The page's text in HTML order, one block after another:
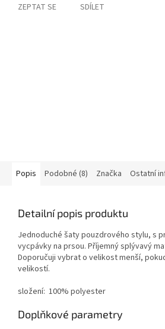
ZEPTAT SE SDÍLET
Popis Podobné (8) Značka Ostatní
Detailní popis produktu
Jednoduché šaty pouzdrového stylu, s
vycpávky na prsou. Příjemný splývavý
Doporučuji vybrat o velikost menší,
velikostí.
složení: 100% polyester
Doplňkové parametry